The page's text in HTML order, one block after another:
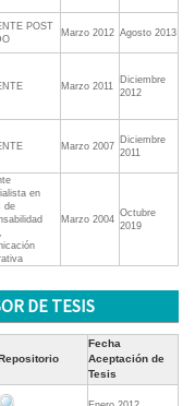
POST
Marzo 2012 Agosto 2013
Marzo 2011
Diciembre
2012
Marzo 2007
Diciembre
2011
en
de
Marzo 2004
Octubre
2019
DE TESIS
Fecha
Aceptación de
Tesis